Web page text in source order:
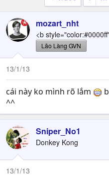
a
d
s
a
r
t
e
r
y
ử
i
mozart_nht
<b
Lão Làng GVN
13/1/13
cái này ko mình rõ lắm
^^
Sniper_No1
Donkey Kong
13/1/13